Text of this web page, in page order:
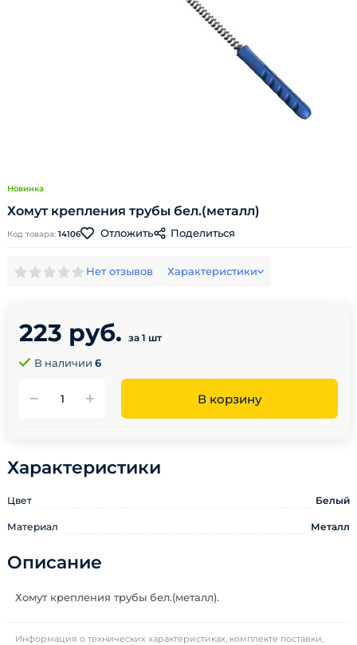
Новинка
Хомут крепления трубы бел.(металл)
Код товара: 14106 Отложить Поделиться
Нет отзывов Характеристики
223 руб. за 1 шт
В наличии 6
В корзину
Характеристики
Цвет Белый
Материал Металл
Описание
Хомут крепления трубы бел.(металл).
Информация о технических характеристиках, комплекте поставки,